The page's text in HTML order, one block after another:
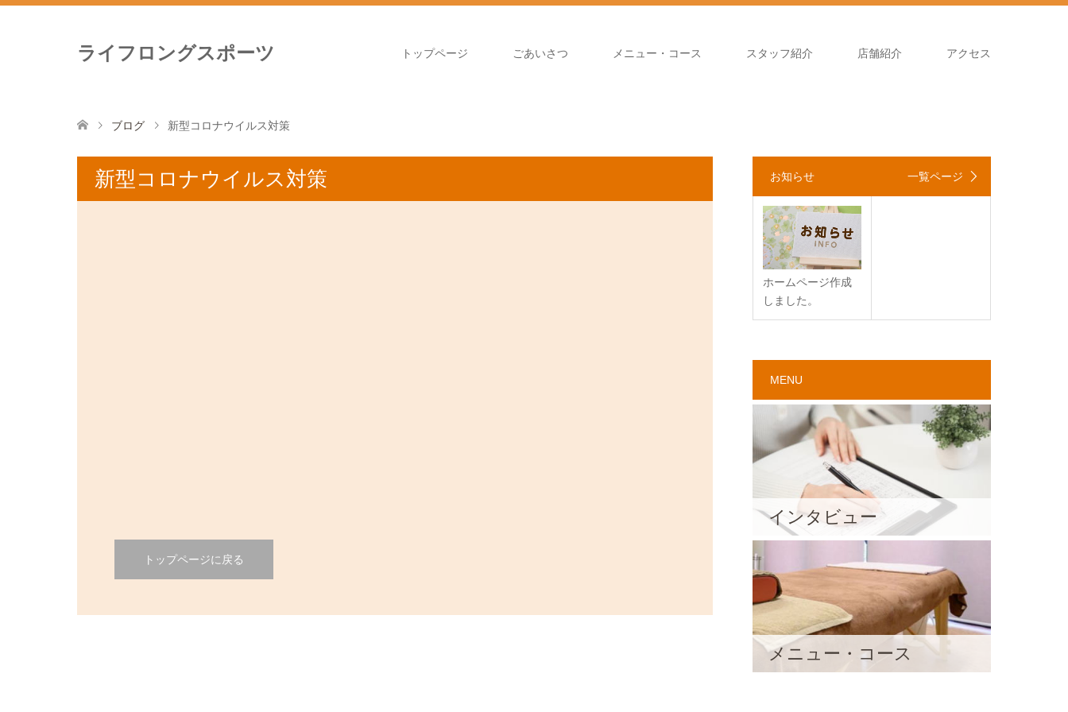
ライフロングスポーツ トップページ ごあいさつ メニュー・コース スタッフ紹介 店舗紹介 アクセス
ブログ 新型コロナウイルス対策
新型コロナウイルス対策
トップページに戻る
お知らせ 一覧ページ
ホームページ作成
しました。
MENU
インタビュー
メニュー・コース